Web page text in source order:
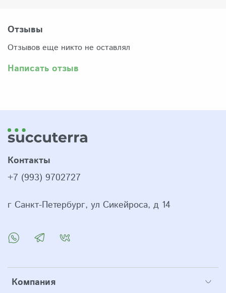
Отзывы
Отзывов еще никто не оставлял
Написать отзыв
Компания
Контакты
+7 (993) 9702727
г Санкт-Петербург, ул Сикейроса, д 14